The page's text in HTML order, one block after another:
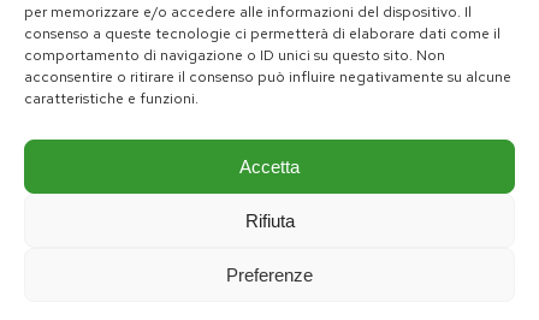
per memorizzare e/o accedere alle informazioni del dispositivo. Il
consenso a queste tecnologie ci permetterà di elaborare dati come il
comportamento di navigazione o ID unici su questo sito. Non
acconsentire o ritirare il consenso può influire negativamente su alcune
caratteristiche e funzioni.
Accetta
Rifiuta
Preferenze
pd@consiglio.regione.lombardia.it
ufficiostampa.pd@consiglio.regione.lombardia.it
Pagine Facebook Gruppo Consiliare PD LombardiaPagina Messenger Gruppo Consiliare PD LombardiaPagina Instagram Gruppo PD LombardiaPagina Youtube Gruppo PD Lombardia